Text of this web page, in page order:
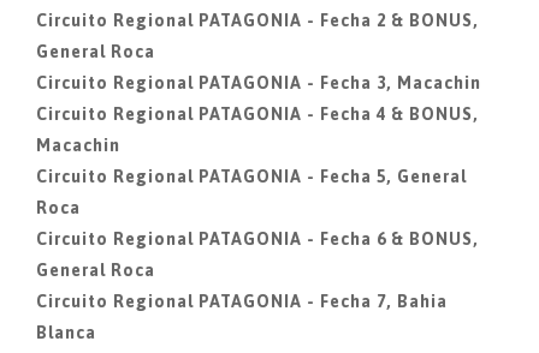
Circuito Regional PATAGONIA - Fecha 2 & BONUS,
General Roca
Circuito Regional PATAGONIA - Fecha 3, Macachin
Circuito Regional PATAGONIA - Fecha 4 & BONUS,
Macachin
Circuito Regional PATAGONIA - Fecha 5, General
Roca
Circuito Regional PATAGONIA - Fecha 6 & BONUS,
General Roca
Circuito Regional PATAGONIA - Fecha 7, Bahia
Blanca